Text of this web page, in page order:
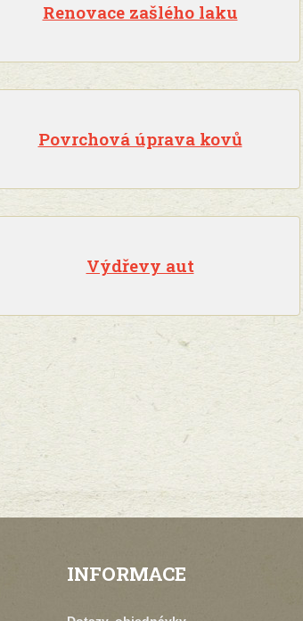
Renovace zašlého laku
Povrchová úprava kovů
Výdřevy aut
INFORMACE